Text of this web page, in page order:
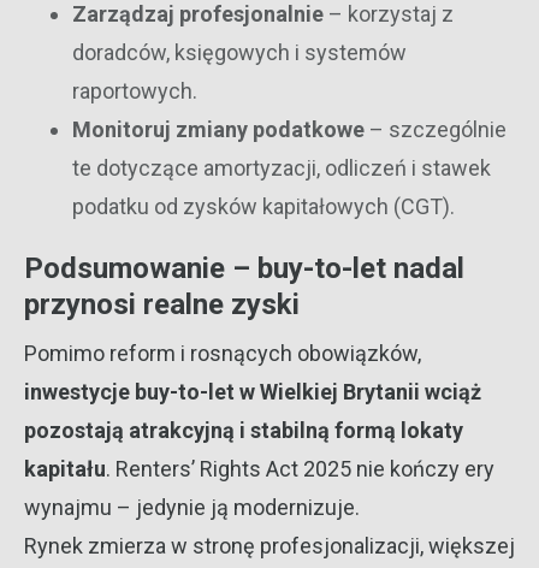
Zarządzaj profesjonalnie – korzystaj z
doradców, księgowych i systemów
raportowych.
Monitoruj zmiany podatkowe – szczególnie
te dotyczące amortyzacji, odliczeń i stawek
podatku od zysków kapitałowych (CGT).
Podsumowanie – buy-to-let nadal
przynosi realne zyski
Pomimo reform i rosnących obowiązków,
inwestycje buy-to-let w Wielkiej Brytanii wciąż
pozostają atrakcyjną i stabilną formą lokaty
kapitału. Renters’ Rights Act 2025 nie kończy ery
wynajmu – jedynie ją modernizuje.
Rynek zmierza w stronę profesjonalizacji, większej